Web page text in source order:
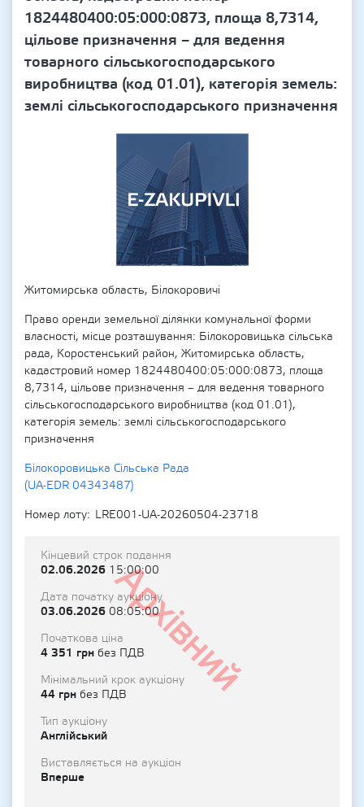
1824480400:05:000:0873, площа 8,7314,
цільове призначення – для ведення
товарного сільськогосподарського
виробництва (код 01.01), категорія земель:
землі сільськогосподарського призначення
Житомирська область, Білокоровичі
Право оренди земельної ділянки комунальної форми
власності, місце розташування: Білокоровицька сільська
рада, Коростенський район, Житомирська область,
кадастровий номер 1824480400:05:000:0873, площа
8,7314, цільове призначення – для ведення товарного
сільськогосподарського виробництва (код 01.01),
категорія земель: землі сільськогосподарського
призначення
Білокоровицька Сільська Рада
(UA-EDR 04343487)
Номер лоту
LRE001-UA-20260504-23718
Архівний
Кінцевий строк подання
02.06.2026 15:00:00
Дата початку аукціону
03.06.2026 08:05:00
Початкова ціна
4 351 грн без ПДВ
Мінімальний крок аукціону
44 грн без ПДВ
Тип аукціону
Англійський
Виставляється на аукціон
Вперше